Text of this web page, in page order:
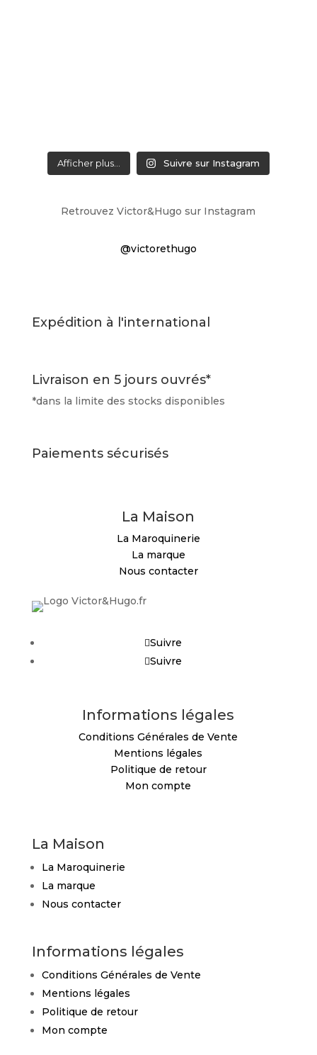
Afficher plus... Suivre sur Instagram
Retrouvez Victor&Hugo sur Instagram
@victorethugo
Expédition à l'international
Livraison en 5 jours ouvrés*
*dans la limite des stocks disponibles
Paiements sécurisés
La Maison
La Maroquinerie
La marque
Nous contacter
Suivre
Suivre
Informations légales
Conditions Générales de Vente
Mentions légales
Politique de retour
Mon compte
La Maison
La Maroquinerie
La marque
Nous contacter
Informations légales
Conditions Générales de Vente
Mentions légales
Politique de retour
Mon compte